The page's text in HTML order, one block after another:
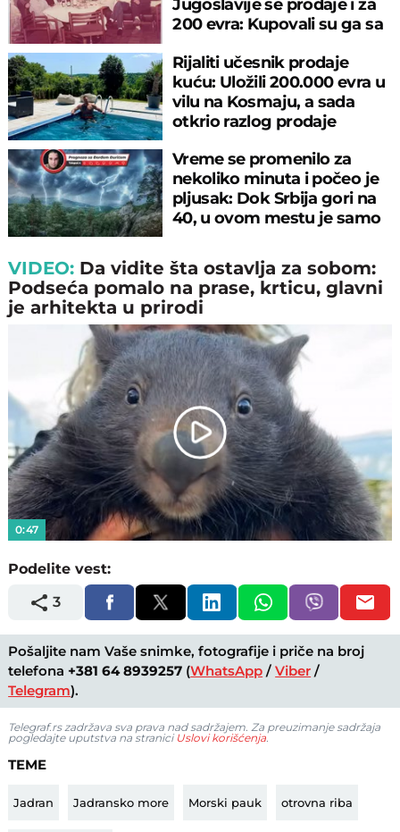
Jugoslavije se prodaje i za
200 evra: Kupovali su ga sa
Rijaliti učesnik prodaje
kuću: Uložili 200.000 evra u
vilu na Kosmaju, a sada
otkrio razlog prodaje
Vreme se promenilo za
nekoliko minuta i počeo je
pljusak: Dok Srbija gori na
40, u ovom mestu je samo
VIDEO: Da vidite šta ostavlja za sobom:
Podseća pomalo na prase, krticu, glavni
je arhitekta u prirodi
Play
Video
0:47
Podelite vest:
3
Pošaljite nam Vaše snimke, fotografije i priče na broj
telefona +381 64 8939257 (WhatsApp /Viber /
Telegram).
Telegraf.rs zadržava sva prava nad sadržajem. Za preuzimanje sadržaja
pogledajte uputstva na stranici Uslovi korišćenja.
TEME
Jadran Jadransko more Morski pauk otrovna riba